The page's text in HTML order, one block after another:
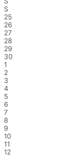
S
25
26
27
28
29
30
1
2
3
4
5
6
7
8
9
10
11
12